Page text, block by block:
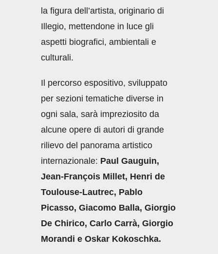
la figura dell’artista, originario di
Illegio, mettendone in luce gli
aspetti biografici, ambientali e
culturali.
Il percorso espositivo, sviluppato
per sezioni tematiche diverse in
ogni sala, sarà impreziosito da
alcune opere di autori di grande
rilievo del panorama artistico
internazionale: Paul Gauguin,
Jean-François Millet, Henri de
Toulouse-Lautrec, Pablo
Picasso, Giacomo Balla, Giorgio
De Chirico, Carlo Carrà, Giorgio
Morandi e Oskar Kokoschka.